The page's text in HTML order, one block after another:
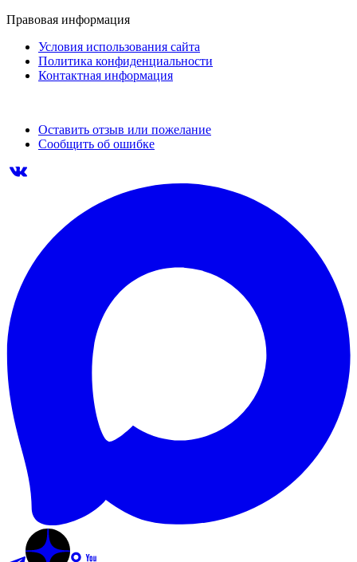
Правовая информация
Условия использования сайта
Политика конфиденциальности
Контактная информация
Оставить отзыв или пожелание
Сообщить об ошибке